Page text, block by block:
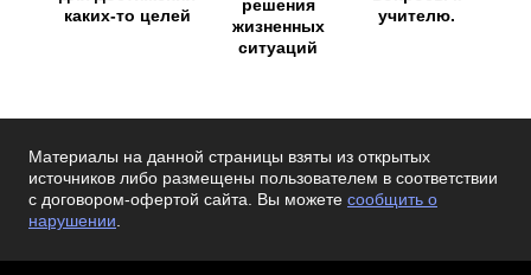
каких-то целей
решения
жизненных
ситуаций
учителю.
Материалы на данной страницы взяты из открытых
источников либо размещены пользователем в соответствии
с договором-офертой сайта. Вы можете сообщить о
нарушении.